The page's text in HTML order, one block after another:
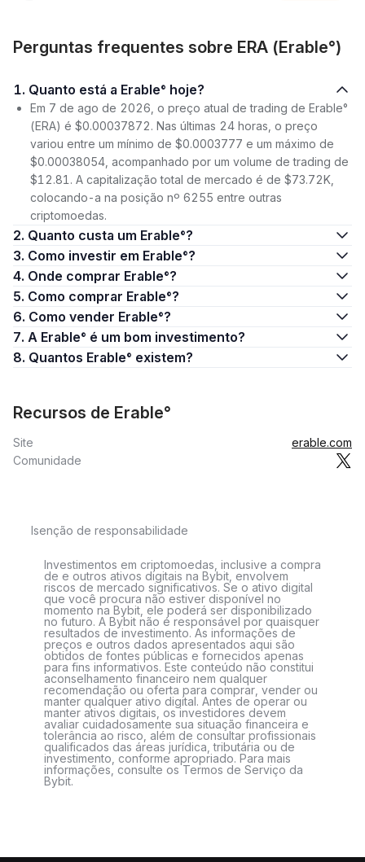
Perguntas frequentes sobre ERA (Erable°)
1. Quanto está a Erable° hoje?
Em 7 de ago de 2026, o preço atual de trading de Erable°
(ERA) é $0.00037872. Nas últimas 24 horas, o preço
variou entre um mínimo de $0.0003777 e um máximo de
$0.00038054, acompanhado por um volume de trading de
$12.81. A capitalização total de mercado é de $73.72K,
colocando-a na posição nº 6255 entre outras
criptomoedas.
2. Quanto custa um Erable°?
3. Como investir em Erable°?
4. Onde comprar Erable°?
5. Como comprar Erable°?
6. Como vender Erable°?
7. A Erable° é um bom investimento?
8. Quantos Erable° existem?
Recursos de Erable°
Site
erable.com
Comunidade
Isenção de responsabilidade
Investimentos em criptomoedas, inclusive a compra
de e outros ativos digitais na Bybit, envolvem
riscos de mercado significativos. Se o ativo digital
que você procura não estiver disponível no
momento na Bybit, ele poderá ser disponibilizado
no futuro. A Bybit não é responsável por quaisquer
resultados de investimento. As informações de
preços e outros dados apresentados aqui são
obtidos de fontes públicas e fornecidos apenas
para fins informativos. Este conteúdo não constitui
aconselhamento financeiro nem qualquer
recomendação ou oferta para comprar, vender ou
manter qualquer ativo digital. Antes de operar ou
manter ativos digitais, os investidores devem
avaliar cuidadosamente sua situação financeira e
tolerância ao risco, além de consultar profissionais
qualificados das áreas jurídica, tributária ou de
investimento, conforme apropriado. Para mais
informações, consulte os Termos de Serviço da
Bybit.